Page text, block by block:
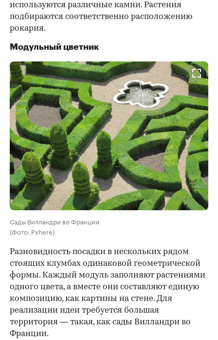
используются различные камни. Растения
подбираются соответственно расположению
рокария.
Модульный цветник
Сады Вилландри во Франции
(Фото: Pxhere)
Разновидность посадки в нескольких рядом
стоящих клумбах одинаковой геометрической
формы. Каждый модуль заполняют растениями
одного цвета, а вместе они составляют единую
композицию, как картины на стене. Для
реализации идеи требуется большая
территория — такая, как сады Вилландри во
Франции.